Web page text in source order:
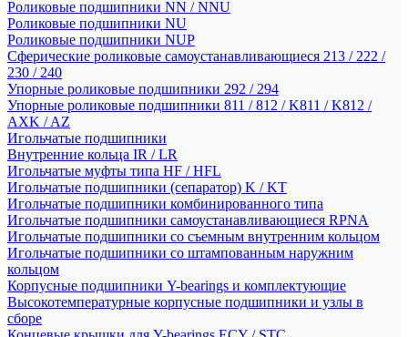
Роликовые подшипники NN / NNU
Роликовые подшипники NU
Роликовые подшипники NUP
Сферические роликовые самоустанавливающиеся 213 / 222 /
230 / 240
Упорные роликовые подшипники 292 / 294
Упорные роликовые подшипники 811 / 812 / K811 / K812 /
AXK / AZ
Игольчатые подшипники
Внутренние кольца IR / LR
Игольчатые муфты типа HF / HFL
Игольчатые подшипники (сепаратор) K / KT
Игольчатые подшипники комбинированного типа
Игольчатые подшипники самоустанавливающиеся RPNA
Игольчатые подшипники со съемным внутренним кольцом
Игольчатые подшипники со штампованным наружним
кольцом
Корпусные подшипники Y-bearings и комплектующие
Высокотемпературные корпусные подшипники и узлы в
сборе